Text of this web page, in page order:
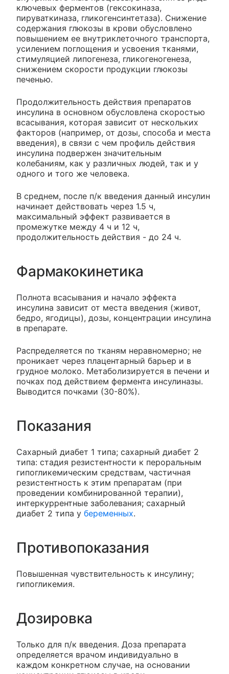
ключевых ферментов (гексокиназа,
пируваткиназа, гликогенсинтетаза). Снижение
содержания глюкозы в крови обусловлено
повышением ее внутриклеточного транспорта,
усилением поглощения и усвоения тканями,
стимуляцией липогенеза, гликогеногенеза,
снижением скорости продукции глюкозы
печенью.
Продолжительность действия препаратов
инсулина в основном обусловлена скоростью
всасывания, которая зависит от нескольких
факторов (например, от дозы, способа и места
введения), в связи с чем профиль действия
инсулина подвержен значительным
колебаниям, как у различных людей, так и у
одного и того же человека.
В среднем, после п/к введения данный инсулин
начинает действовать через 1.5 ч,
максимальный эффект развивается в
промежутке между 4 ч и 12 ч,
продолжительность действия - до 24 ч.
Фармакокинетика
Полнота всасывания и начало эффекта
инсулина зависит от места введения (живот,
бедро, ягодицы), дозы, концентрации инсулина
в препарате.
Распределяется по тканям неравномерно; не
проникает через плацентарный барьер и в
грудное молоко. Метаболизируется в печени и
почках под действием фермента инсулиназы.
Выводится почками (30-80%).
Показания
Сахарный диабет 1 типа; сахарный диабет 2
типа: стадия резистентности к пероральным
гипогликемическим средствам, частичная
резистентность к этим препаратам (при
проведении комбинированной терапии),
интеркуррентные заболевания; сахарный
диабет 2 типа у беременных.
Противопоказания
Повышенная чувствительность к инсулину;
гипогликемия.
Дозировка
Только для п/к введения. Доза препарата
определяется врачом индивидуально в
каждом конкретном случае, на основании